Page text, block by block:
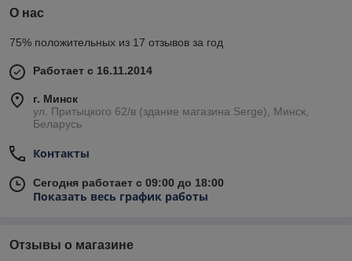
О нас
75% положительных из 17 отзывов за год
Работает с 16.11.2014
г. Минск
ул. Притыцкого 62/в (здание магазина Serge), Минск,
Беларусь
Контакты
Сегодня работает с 09:00 до 18:00
Показать весь график работы
Отзывы о магазине